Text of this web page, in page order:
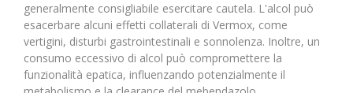
generalmente consigliabile esercitare cautela. L'alcol può
esacerbare alcuni effetti collaterali di Vermox, come
vertigini, disturbi gastrointestinali e sonnolenza. Inoltre, un
consumo eccessivo di alcol può compromettere la
funzionalità epatica, influenzando potenzialmente il